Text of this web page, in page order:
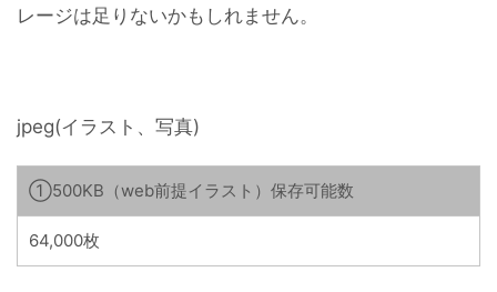
レージは足りないかもしれません。
jpeg(イラスト、写真)
①500KB（web前提イラスト）保存可能数
64,000枚